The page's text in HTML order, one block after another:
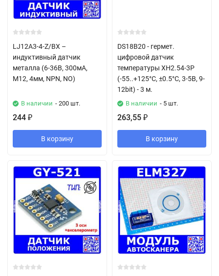
LJ12A3-4-Z/BX –
индуктивный датчик
металла (6-36В, 300мА,
M12, 4мм, NPN, NO)
В наличии - 200 шт.
244 ₽
В корзину
DS18B20 - гермет.
цифровой датчик
температуры XH2.54-3P
(-55..+125°C, ±0.5°C, 3-5В, 9-
12bit) - 3 м.
В наличии - 5 шт.
263,55 ₽
В корзину